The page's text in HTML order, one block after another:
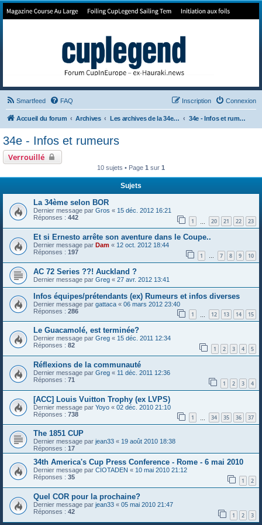
Forum de Cup In Europe
Smartfeed FAQ Connexion
Inscription
Accueil du forum Archives Les archives de la 34e America's Cup 34e - Infos et rumeurs
34e - Infos et rumeurs
Verrouillé
10 sujets • Page 1 sur 1
Sujets
La 34ème selon BOR
Dernier message par Gros « 15 déc. 2012 16:21
Réponses : 442 1 20 21 22 23
Et si Ernesto arrête son aventure dans le Coupe..
Dernier message par Dam « 12 oct. 2012 18:44
Réponses : 197 1 … 7 8 9 10
AC 72 Series ??! Auckland ?
Dernier message par Greg « 27 avr. 2012 13:41
Infos équipes/prétendants (ex) Rumeurs et infos diverses
Dernier message par gattaca « 06 mars 2012 23:40
Réponses : 286 1 12 13 14 15
Le Guacamolé, est terminée?
Dernier message par Greg « 15 déc. 2011 12:34
Réponses : 82 1 2 3 4 5
Réflexions de la communauté
Dernier message par Greg « 11 déc. 2011 12:36
Réponses : 71 1 2 3 4
[ACC] Louis Vuitton Trophy (ex LVPS)
Dernier message par Yoyo « 02 déc. 2010 21:10
Réponses : 738 1 34 35 36 37
The 1851 CUP
Dernier message par jean33 « 19 août 2010 18:38
Réponses : 17
34th America's Cup Press Conference - Rome - 6 mai 2010
Dernier message par CIOTADEN « 10 mai 2010 21:12
Réponses : 35 1 2
Quel COR pour la prochaine?
Dernier message par jean33 « 05 mai 2010 21:47
Réponses : 42 1 2 3